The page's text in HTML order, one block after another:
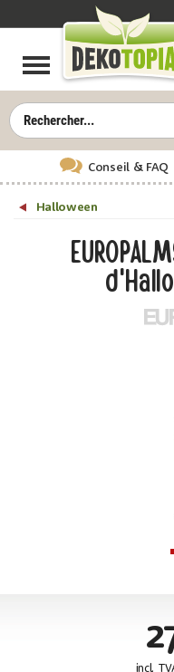
Conseil& FAQ
Halloween
incl.